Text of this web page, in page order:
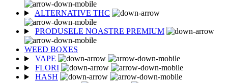
ALTERNATIVE THC
PRODUSELE NOASTRE PREMIUM
WEED BOXES
VAPE
FLORI
HASH